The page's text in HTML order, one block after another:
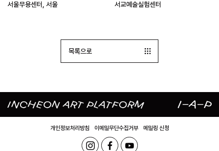
서울무용센터, 서울
서교예술실험센터
목록으로
개인정보처리방침 이메일무단수집거부 메일링 신청